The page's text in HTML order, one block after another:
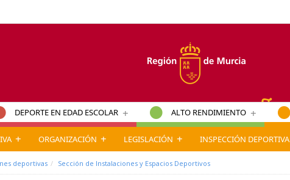
DEPORTE EN EDAD ESCOLAR + ALTO RENDIMIENTO +
+ ORGANIZACIÓN + LEGISLACIÓN + INSPECCIÓN DEPORTIVA
deportivas Sección de Instalaciones y Espacios Deportivos